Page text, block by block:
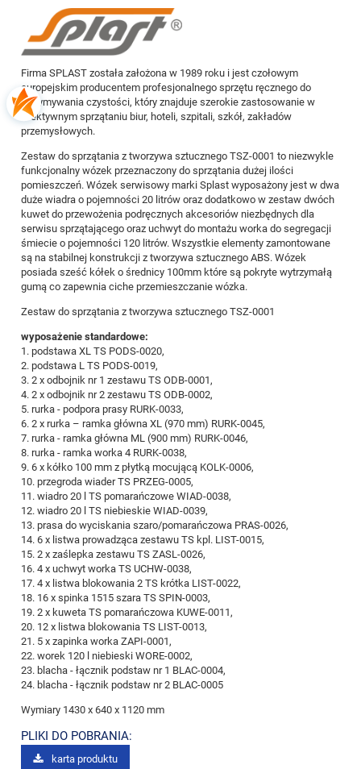
Firma SPLAST została założona w 1989 roku i jest czołowym
europejskim producentem profesjonalnego sprzętu ręcznego do
utrzymywania czystości, który znajduje szerokie zastosowanie w
efektywnym sprzątaniu biur, hoteli, szpitali, szkół, zakładów
przemysłowych.
Zestaw do sprzątania z tworzywa sztucznego TSZ-0001 to niezwykle
funkcjonalny wózek przeznaczony do sprzątania dużej ilości
pomieszczeń. Wózek serwisowy marki Splast wyposażony jest w dwa
duże wiadra o pojemności 20 litrów oraz dodatkowo w zestaw dwóch
kuwet do przewożenia podręcznych akcesoriów niezbędnych dla
serwisu sprzątającego oraz uchwyt do montażu worka do segregacji
śmiecie o pojemności 120 litrów. Wszystkie elementy zamontowane
są na stabilnej konstrukcji z tworzywa sztucznego ABS. Wózek
posiada sześć kółek o średnicy 100mm które są pokryte wytrzymałą
gumą co zapewnia ciche przemieszczanie wózka.
Zestaw do sprzątania z tworzywa sztucznego TSZ-0001
wyposażenie standardowe:
1. podstawa XL TS PODS-0020,
2. podstawa L TS PODS-0019,
3. 2 x odbojnik nr 1 zestawu TS ODB-0001,
4. 2 x odbojnik nr 2 zestawu TS ODB-0002,
5. rurka - podpora prasy RURK-0033,
6. 2 x rurka – ramka główna XL (970 mm) RURK-0045,
7. rurka - ramka główna ML (900 mm) RURK-0046,
8. rurka - ramka worka 4 RURK-0038,
9. 6 x kółko 100 mm z płytką mocującą KOLK-0006,
10. przegroda wiader TS PRZEG-0005,
11. wiadro 20 l TS pomarańczowe WIAD-0038,
12. wiadro 20 l TS niebieskie WIAD-0039,
13. prasa do wyciskania szaro/pomarańczowa PRAS-0026,
14. 6 x listwa prowadząca zestawu TS kpl. LIST-0015,
15. 2 x zaślepka zestawu TS ZASL-0026,
16. 4 x uchwyt worka TS UCHW-0038,
17. 4 x listwa blokowania 2 TS krótka LIST-0022,
18. 16 x spinka 1515 szara TS SPIN-0003,
19. 2 x kuweta TS pomarańczowa KUWE-0011,
20. 12 x listwa blokowania TS LIST-0013,
21. 5 x zapinka worka ZAPI-0001,
22. worek 120 l niebieski WORE-0002,
23. blacha - łącznik podstaw nr 1 BLAC-0004,
24. blacha - łącznik podstaw nr 2 BLAC-0005
Wymiary 1430 x 640 x 1120 mm
PLIKI DO POBRANIA:
karta produktu